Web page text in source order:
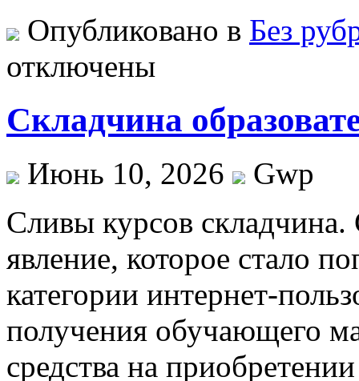
Опубликовано в Без
отключены
Складчина
Июнь 10, 2026
Gwp
Сливы курсoв
явление, которое стало
категории интернет-
получения обучающего
средства на